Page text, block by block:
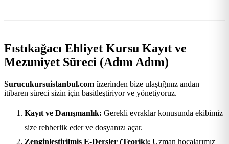
Fıstıkağacı Ehliyet Kursu Kayıt ve
Mezuniyet Süreci (Adım Adım)
Surucukursuistanbul.com üzerinden bize ulaştığınız andan
itibaren süreci sizin için basitleştiriyor ve yönetiyoruz.
Kayıt ve Danışmanlık: Gerekli evraklar konusunda ekibimiz
size rehberlik eder ve dosyanızı açar.
Zenginleştirilmiş E-Dersler (Teorik): Uzman hocalarımız